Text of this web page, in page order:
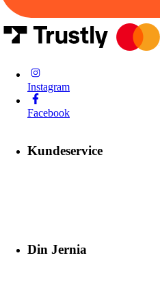
Instagram
Facebook
Kundeservice
Din Jernia